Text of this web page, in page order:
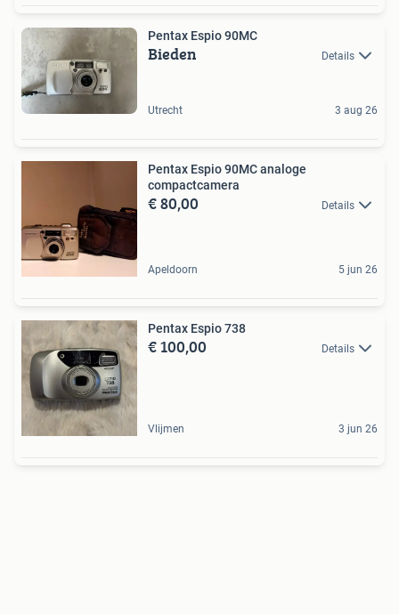
Pentax Espio 90MC
Bieden Details
Utrecht 3 aug 26
Pentax Espio 90MC analoge
compactcamera
€ 80,00 Details
Apeldoorn 5 jun 26
Pentax Espio 738
€ 100,00 Details
Vlijmen 3 jun 26